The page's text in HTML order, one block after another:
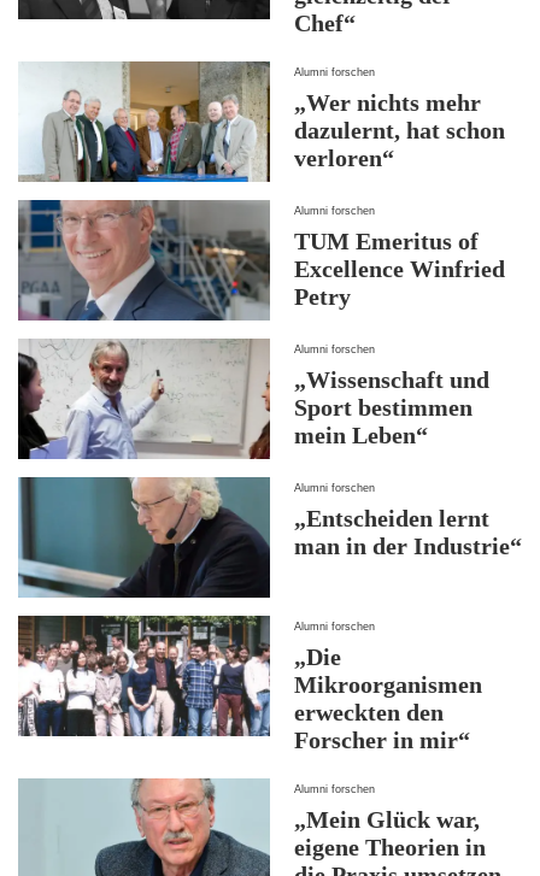
Chef“
Alumni forschen
„Wer nichts mehr
dazulernt, hat schon
verloren“
Alumni forschen
TUM Emeritus of
Excellence Winfried
Petry
Alumni forschen
„Wissenschaft und
Sport bestimmen
mein Leben“
Alumni forschen
„Entscheiden lernt
man in der Industrie“
Alumni forschen
„Die
Mikroorganismen
erweckten den
Forscher in mir“
Alumni forschen
„Mein Glück war,
eigene Theorien in